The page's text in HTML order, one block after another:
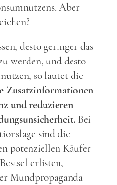
Aber
desto geringer das
werden, und desto
so lautet die
Zusatzinformationen
und reduzieren
Bei
sind die
potenziellen Käufer
Mundpropaganda